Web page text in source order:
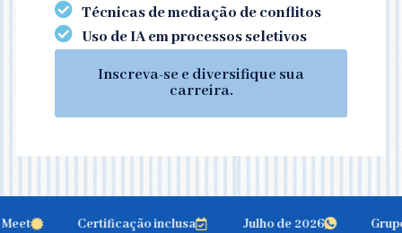
Técnicas de mediação de conflitos
Uso de IA em processos seletivos
Inscreva-se e diversifique sua
carreira.
Certificação inclusa Julho de 2026 Grupo